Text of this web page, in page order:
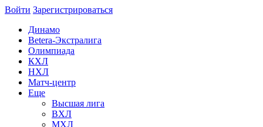
Войти Зарегиcтрироваться
Динамо
Betera-Экстралига
Олимпиада
КХЛ
НХЛ
Матч-центр
Еще
Высшая лига
ВХЛ
МХЛ